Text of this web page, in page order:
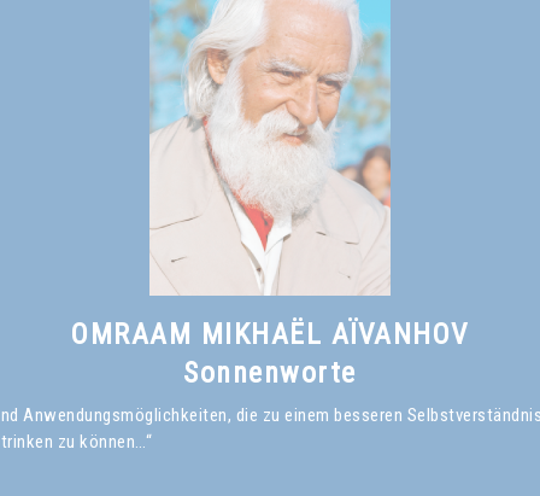
OMRAAM MIKHAËL AÏVANHOV
Sonnenworte
Anwendungsmöglichkeiten, die zu einem besseren
zu können…“